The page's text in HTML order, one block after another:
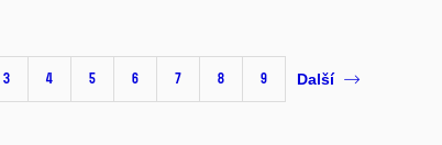
3 4 5 6 7 8 9 Další